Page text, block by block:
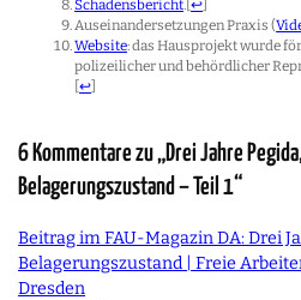
Schadensbericht. [↩
Auseinandersetzungen Praxis (
Website: das Hausprojekt wurde
polizeilicher und behördlicher
[↩
6 Kommentare zu „Drei Jahre
Belagerungszustand – Teil 1“
Beitrag im FAU-Magazin DA: Drei
Belagerungszustand | Freie
Dresden